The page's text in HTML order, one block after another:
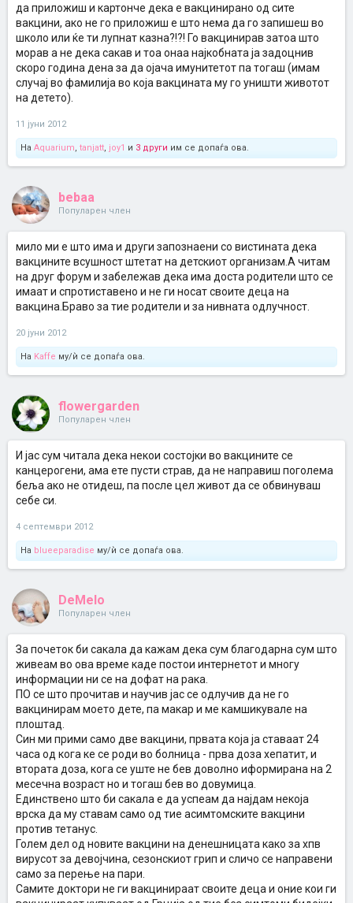
да приложиш и картонче дека е вакцинирано од сите
вакцини, ако не го приложиш е што нема да го запишеш во
школо или ќе ти лупнат казна?!?! Го вакцинирав затоа што
морав а не дека сакав и тоа онаа најкобната ја задоцнив
скоро година дена за да ојача имунитетот па тогаш (имам
случај во фамилија во која вакцината му го уништи животот
на детето).
11 јуни 2012
На Aquarium, tanjatt, joy1 и 3 други им се допаѓа ова.
bebaa
Популарен член
мило ми е што има и други запознаени со вистината дека
вакцините всушност штетат на детскиот организам.А читам
на друг форум и забележав дека има доста родители што се
имаат и спротиставено и не ги носат своите деца на
вакцина.Браво за тие родители и за нивната одлучност.
20 јуни 2012
На Kaffe му/ѝ се допаѓа ова.
flowergarden
Популарен член
И јас сум читала дека некои состојки во вакцините се
канцерогени, ама ете пусти страв, да не направиш поголема
беља ако не отидеш, па после цел живот да се обвинуваш
себе си.
4 септември 2012
На blueeparadise му/ѝ се допаѓа ова.
DeMelo
Популарен член
За почеток би сакала да кажам дека сум благодарна сум што
живеам во ова време каде постои интернетот и многу
информации ни се на дофат на рака.
ПО се што прочитав и научив јас се одлучив да не го
вакцинирам моето дете, па макар и ме камшикувале на
плоштад.
Син ми прими само две вакцини, првата која ја ставаат 24
часа од кога ке се роди во болница - прва доза хепатит, и
втората доза, кога се уште не бев доволно иформирана на 2
месечна возраст но и тогаш бев во довумица.
Единствено што би сакала е да успеам да најдам некоја
врска да му ставам само од тие асимтомските вакцини
против тетанус.
Голем дел од новите вакцини на денешницата како за хпв
вирусот за девојчина, сезонскиот грип и сличо се направени
само за перење на пари.
Самите доктори не ги вакцинираат своите деца и оние кои ги